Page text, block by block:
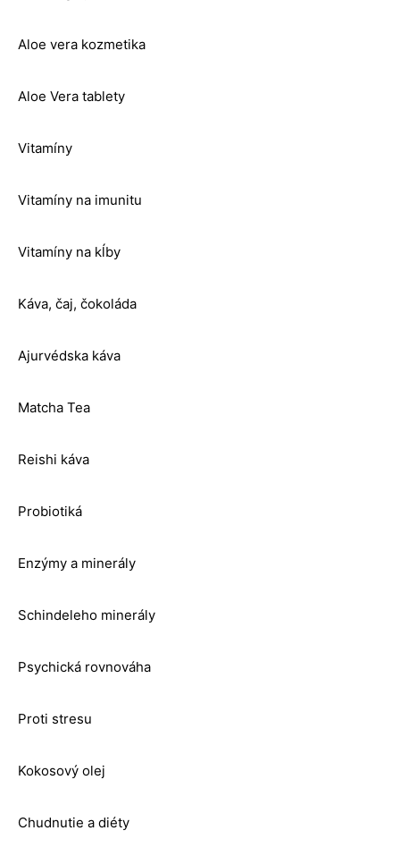
Aloe vera kozmetika
Aloe Vera tablety
Vitamíny
Vitamíny na imunitu
Vitamíny na kĺby
Káva, čaj, čokoláda
Ajurvédska káva
Matcha Tea
Reishi káva
Probiotiká
Enzýmy a minerály
Schindeleho minerály
Psychická rovnováha
Proti stresu
Kokosový olej
Chudnutie a diéty